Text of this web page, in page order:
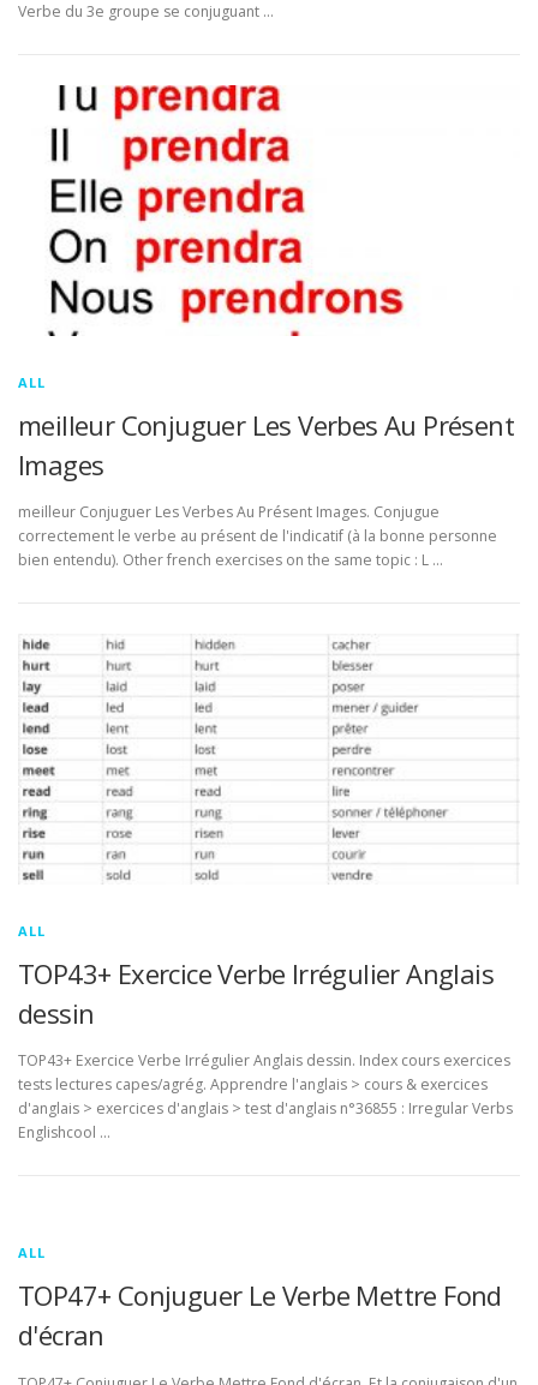
Verbe du 3e groupe se conjuguant …
ALL
meilleur Conjuguer Les Verbes Au Présent
Images
meilleur Conjuguer Les Verbes Au Présent Images. Conjugue
correctement le verbe au présent de l'indicatif (à la bonne personne
bien entendu). Other french exercises on the same topic : L …
ALL
TOP43+ Exercice Verbe Irrégulier Anglais
dessin
TOP43+ Exercice Verbe Irrégulier Anglais dessin. Index cours exercices
tests lectures capes/agrég. Apprendre l'anglais > cours & exercices
d'anglais > exercices d'anglais > test d'anglais n°36855 : Irregular Verbs
Englishcool …
ALL
TOP47+ Conjuguer Le Verbe Mettre Fond
d'écran